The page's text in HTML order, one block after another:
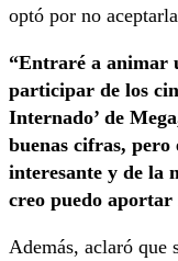
optó por no
“Entraré a animar
participar de los
Internado’ de
buenas cifras,
interesante y de la
creo puedo aportar
Además, aclaró que